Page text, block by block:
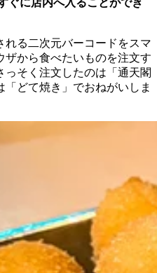
れる二次元バーコードをスマ
ザから食べたいものを注文す
っそく注文したのは「通天閣
どて焼き」でおねがいしま